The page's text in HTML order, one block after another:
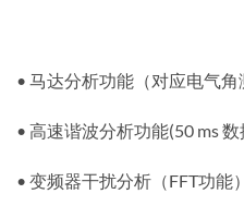
• 马达分析功能（对应电气角
• 高速谐波分析功能(50 ms
• 变频器干扰分析（FFT功能）